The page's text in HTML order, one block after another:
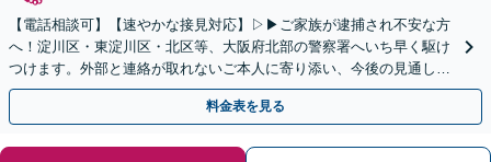
【電話相談可】【速やかな接見対応】▷▶︎ご家族が逮捕され不安な方
へ！淀川区・東淀川区・北区等、大阪府北部の警察署へいち早く駆け
つけます。外部と連絡が取れないご本人に寄り添い、今後の見通しや
取り調べの注意点を丁寧に説明。刑事事件は初動が肝心！
料金表を見る